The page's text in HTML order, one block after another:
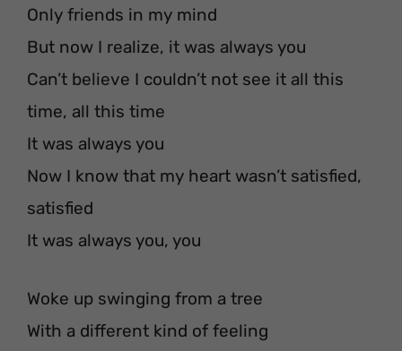
Only friends in my mind
But now I realize, it was always you
Can’t believe I couldn’t not see it all this
time, all this time
It was always you
Now I know that my heart wasn’t satisfied,
satisfied
It was always you, you
Woke up swinging from a tree
With a different kind of feeling